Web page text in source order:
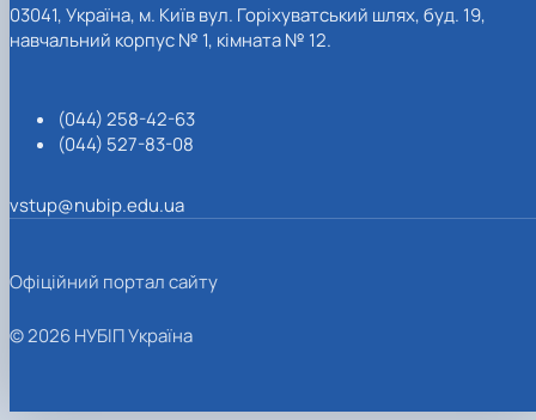
03041, Україна, м. Київ вул. Горіхуватський шлях, буд. 19,
навчальний корпус № 1, кімната № 12.
(044) 258-42-63
(044) 527-83-08
vstup@nubip.edu.ua
Офіційний портал сайту
© 2026 НУБІП Україна